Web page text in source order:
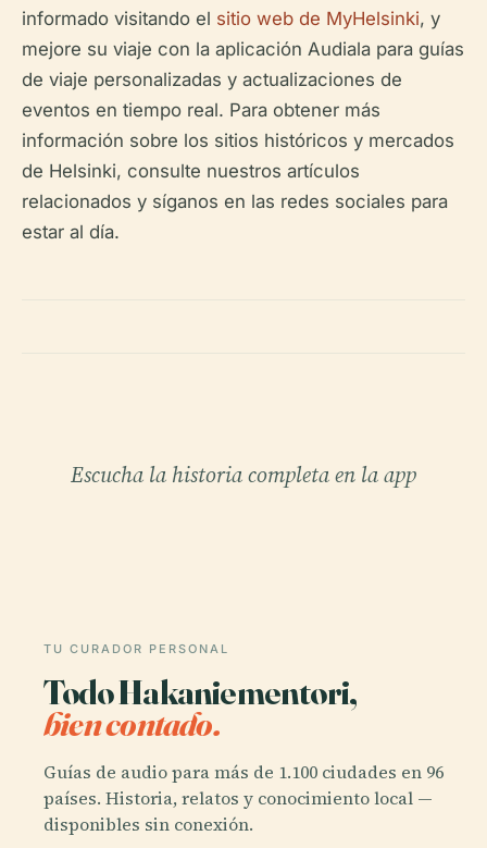
informado visitando el sitio web de MyHelsinki, y
mejore su viaje con la aplicación Audiala para guías
de viaje personalizadas y actualizaciones de
eventos en tiempo real. Para obtener más
información sobre los sitios históricos y mercados
de Helsinki, consulte nuestros artículos
relacionados y síganos en las redes sociales para
estar al día.
Escucha la historia completa en la app
TU CURADOR PERSONAL
Todo Hakaniementori,
bien contado.
Guías de audio para más de 1.100 ciudades en 96
países. Historia, relatos y conocimiento local —
disponibles sin conexión.